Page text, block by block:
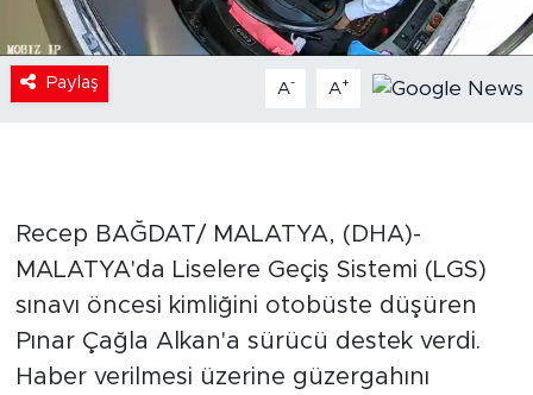
Paylaş A- A+
Recep BAĞDAT/ MALATYA, (DHA)-
MALATYA'da Liselere Geçiş Sistemi (LGS)
sınavı öncesi kimliğini otobüste düşüren
Pınar Çağla Alkan'a sürücü destek verdi.
Haber verilmesi üzerine güzergahını